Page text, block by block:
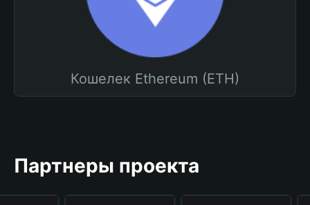
Кошелек Ethereum (ETH)
Партнеры проекта